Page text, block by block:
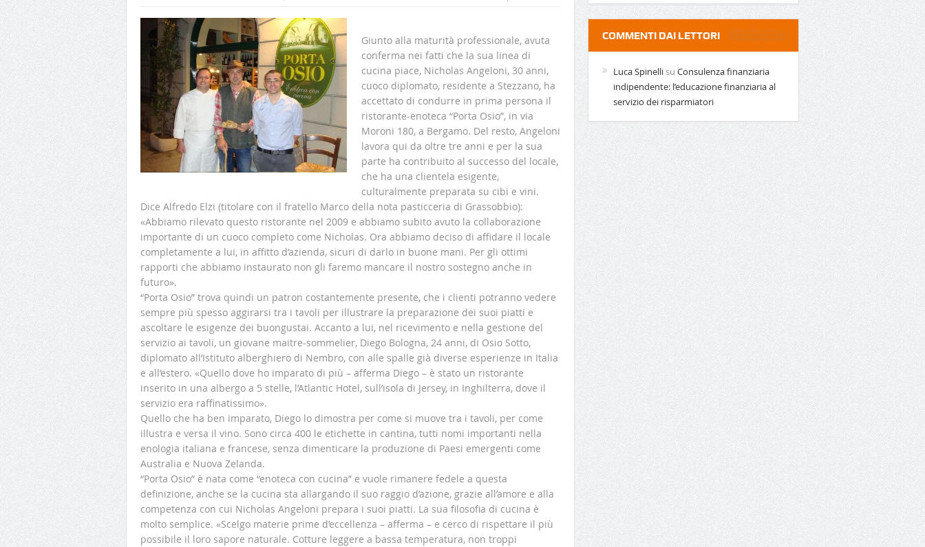
Giunto alla maturità professionale, avuta
conferma nei fatti che la sua linea di
cucina piace, Nicholas Angeloni, 30 anni,
cuoco diplomato, residente a Stezzano, ha
accettato di condurre in prima persona il
ristorante-enoteca “Porta Osio”, in via
Moroni 180, a Bergamo. Del resto, Angeloni
lavora qui da oltre tre anni e per la sua
parte ha contribuito al successo del locale,
che ha una clientela esigente,
culturalmente preparata su cibi e vini.
Dice Alfredo Elzi (titolare con il fratello Marco della nota pasticceria di Grassobbio):
«Abbiamo rilevato questo ristorante nel 2009 e abbiamo subito avuto la collaborazione
importante di un cuoco completo come Nicholas. Ora abbiamo deciso di affidare il locale
completamente a lui, in affitto d’azienda, sicuri di darlo in buone mani. Per gli ottimi
rapporti che abbiamo instaurato non gli faremo mancare il nostro sostegno anche in
futuro».
“Porta Osio” trova quindi un patron costantemente presente, che i clienti potranno vedere
sempre più spesso aggirarsi tra i tavoli per illustrare la preparazione dei suoi piatti e
ascoltare le esigenze dei buongustai. Accanto a lui, nel ricevimento e nella gestione del
servizio ai tavoli, un giovane maitre-sommelier, Diego Bologna, 24 anni, di Osio Sotto,
diplomato all’Istituto alberghiero di Nembro, con alle spalle già diverse esperienze in Italia
e all’estero. «Quello dove ho imparato di più – afferma Diego – è stato un ristorante
inserito in una albergo a 5 stelle, l’Atlantic Hotel, sull’isola di Jersey, in Inghilterra, dove il
servizio era raffinatissimo».
Quello che ha ben imparato, Diego lo dimostra per come si muove tra i tavoli, per come
illustra e versa il vino. Sono circa 400 le etichette in cantina, tutti nomi importanti nella
enologia italiana e francese, senza dimenticare la produzione di Paesi emergenti come
Australia e Nuova Zelanda.
“Porta Osio” è nata come “enoteca con cucina” e vuole rimanere fedele a questa
definizione, anche se la cucina sta allargando il suo raggio d’azione, grazie all’amore e alla
competenza con cui Nicholas Angeloni prepara i suoi piatti. La sua filosofia di cucina è
molto semplice. «Scelgo materie prime d’eccellenza – afferma – e cerco di rispettare il più
possibile il loro sapore naturale. Cotture leggere a bassa temperatura, non troppi
COMMENTI DAI LETTORI
Luca Spinellisu Consulenza finanziaria
indipendente: l’educazione finanziaria al
servizio dei risparmiatori